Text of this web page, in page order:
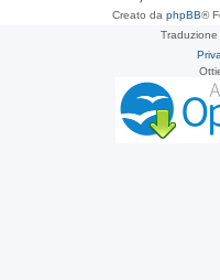
Creato da phpBB®
Traduzione